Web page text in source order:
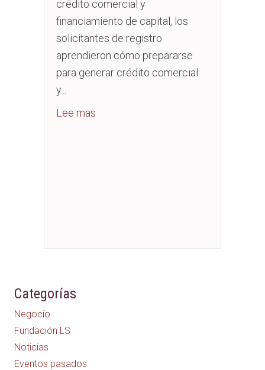
crédito comercial y
financiamiento de capital, los
solicitantes de registro
aprendieron cómo prepararse
para generar crédito comercial
y...
Lee mas
Categorías
Negocio
Fundación LS
Noticias
Eventos pasados